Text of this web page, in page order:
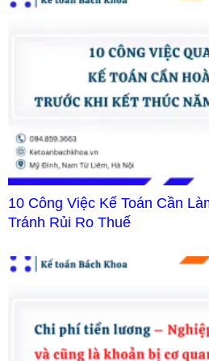
10 Công Việc Kế Toán Cần
Tránh Rủi Ro Thuế